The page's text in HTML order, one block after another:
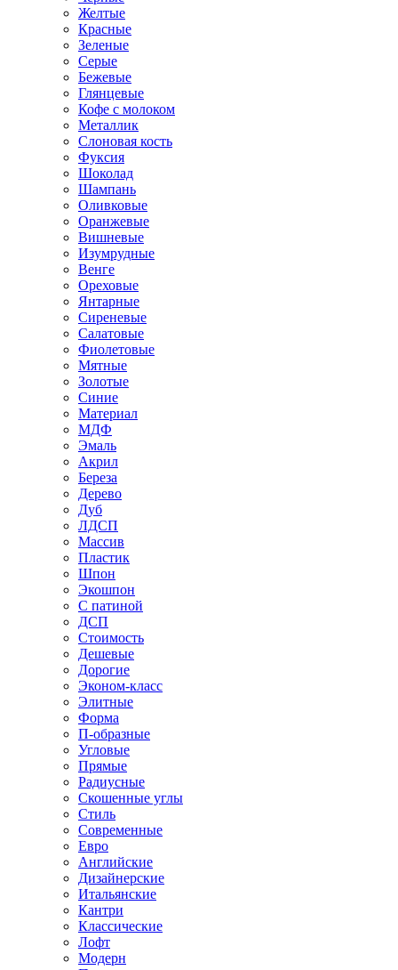
Желтые
Красные
Зеленые
Серые
Бежевые
Глянцевые
Кофе с молоком
Металлик
Слоновая кость
Фуксия
Шоколад
Шампань
Оливковые
Оранжевые
Вишневые
Изумрудные
Венге
Ореховые
Янтарные
Сиреневые
Салатовые
Фиолетовые
Мятные
Золотые
Синие
Материал
МДФ
Эмаль
Акрил
Береза
Дерево
Дуб
ЛДСП
Массив
Пластик
Шпон
Экошпон
С патиной
ДСП
Стоимость
Дешевые
Дорогие
Эконом-класс
Элитные
Форма
П-образные
Угловые
Прямые
Радиусные
Скошенные углы
Стиль
Современные
Евро
Английские
Дизайнерские
Итальянские
Кантри
Классические
Лофт
Модерн